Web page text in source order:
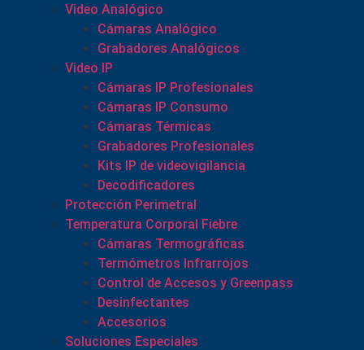
Video Analógico
Cámaras Analógico
Grabadores Analógicos
Video IP
Cámaras IP Profesionales
Cámaras IP Consumo
Cámaras Térmicas
Grabadores Profesionales
Kits IP de videovigilancia
Decodificadores
Protección Perimetral
Temperatura Corporal Fiebre
Cámaras Termográficas
Termómetros Infrarrojos
Control de Accesos y Greenpass
Desinfectantes
Accesorios
Soluciones Especiales